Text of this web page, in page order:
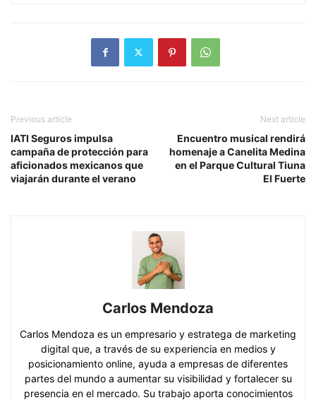
Previous article
IATI Seguros impulsa
campaña de protección para
aficionados mexicanos que
viajarán durante el verano
Next article
Encuentro musical rendirá
homenaje a Canelita Medina
en el Parque Cultural Tiuna
El Fuerte
Carlos Mendoza
Carlos Mendoza es un empresario y estratega de marketing
digital que, a través de su experiencia en medios y
posicionamiento online, ayuda a empresas de diferentes
partes del mundo a aumentar su visibilidad y fortalecer su
presencia en el mercado. Su trabajo aporta conocimientos